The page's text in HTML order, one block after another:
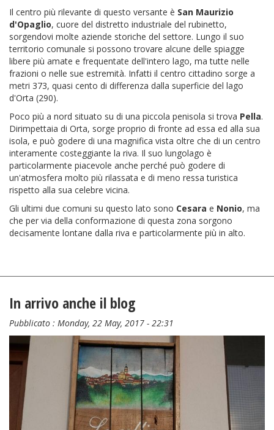
Il centro più rilevante di questo versante è San Maurizio
d'Opaglio, cuore del distretto industriale del rubinetto,
sorgendovi molte aziende storiche del settore. Lungo il suo
territorio comunale si possono trovare alcune delle spiagge
libere più amate e frequentate dell'intero lago, ma tutte nelle
frazioni o nelle sue estremità. Infatti il centro cittadino sorge a
metri 373, quasi cento di differenza dalla superficie del lago
d'Orta (290).
Poco più a nord situato su di una piccola penisola si trova Pella.
Dirimpettaia di Orta, sorge proprio di fronte ad essa ed alla sua
isola, e può godere di una magnifica vista oltre che di un centro
interamente costeggiante la riva. Il suo lungolago è
particolarmente piacevole anche perché può godere di
un'atmosfera molto più rilassata e di meno ressa turistica
rispetto alla sua celebre vicina.
Gli ultimi due comuni su questo lato sono Cesara e Nonio, ma
che per via della conformazione di questa zona sorgono
decisamente lontane dalla riva e particolarmente più in alto.
In arrivo anche il blog
Pubblicato : Monday, 22 May, 2017 - 22:31